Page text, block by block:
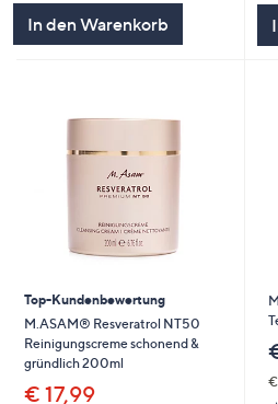
In den Warenkorb
Top-Kundenbewertung
M.ASAM® Resveratrol NT50
Reinigungscreme schonend &
gründlich 200ml
€ 17,99
€